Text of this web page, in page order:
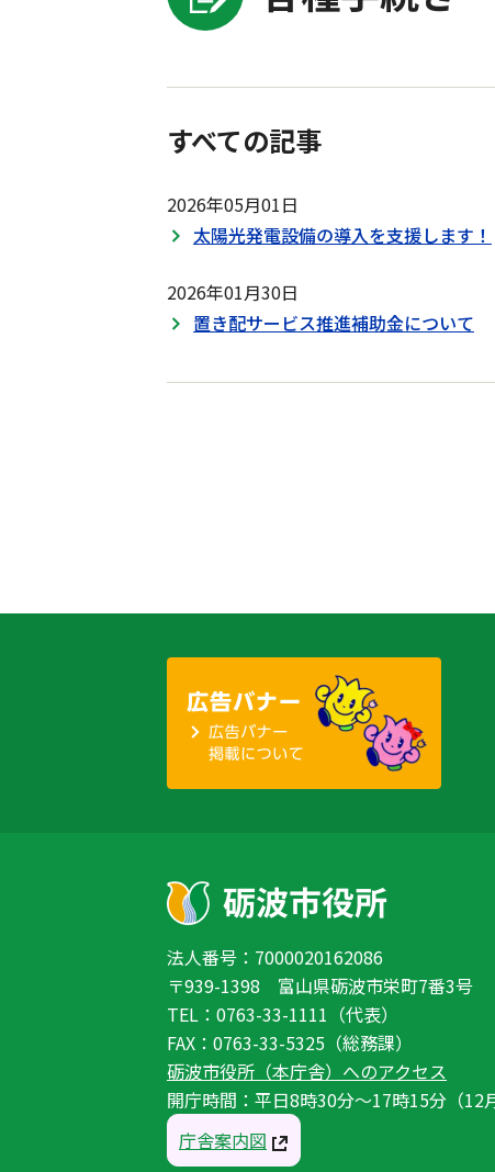
すべての記事
2026年05月01日
太陽光発電設備の導入を支援します！
2026年01月30日
置き配サービス推進補助金について
法人番号：7000020162086
〒939-1398 富山県砺波市栄町7番3号
TEL：0763-33-1111（代表）
FAX：0763-33-5325（総務課）
砺波市役所（本庁舎）へのアクセス
開庁時間：平日8時30分〜17時15分（12
庁舎案内図